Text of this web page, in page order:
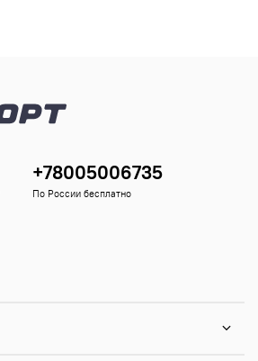
+78005006735
По России бесплатно